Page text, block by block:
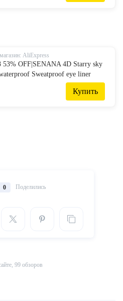
AliExpress
53% OFF|SENANA 4D Starry sky
Sweatproof eye liner
make up Black lasting quick
1PC on AliExpress Купить
0 Поделились
99 обзоров